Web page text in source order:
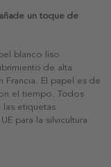
un toque de
blanco liso
de alta
Francia. El papel es de
el tiempo. Todos
etiquetas
para la silvicultura